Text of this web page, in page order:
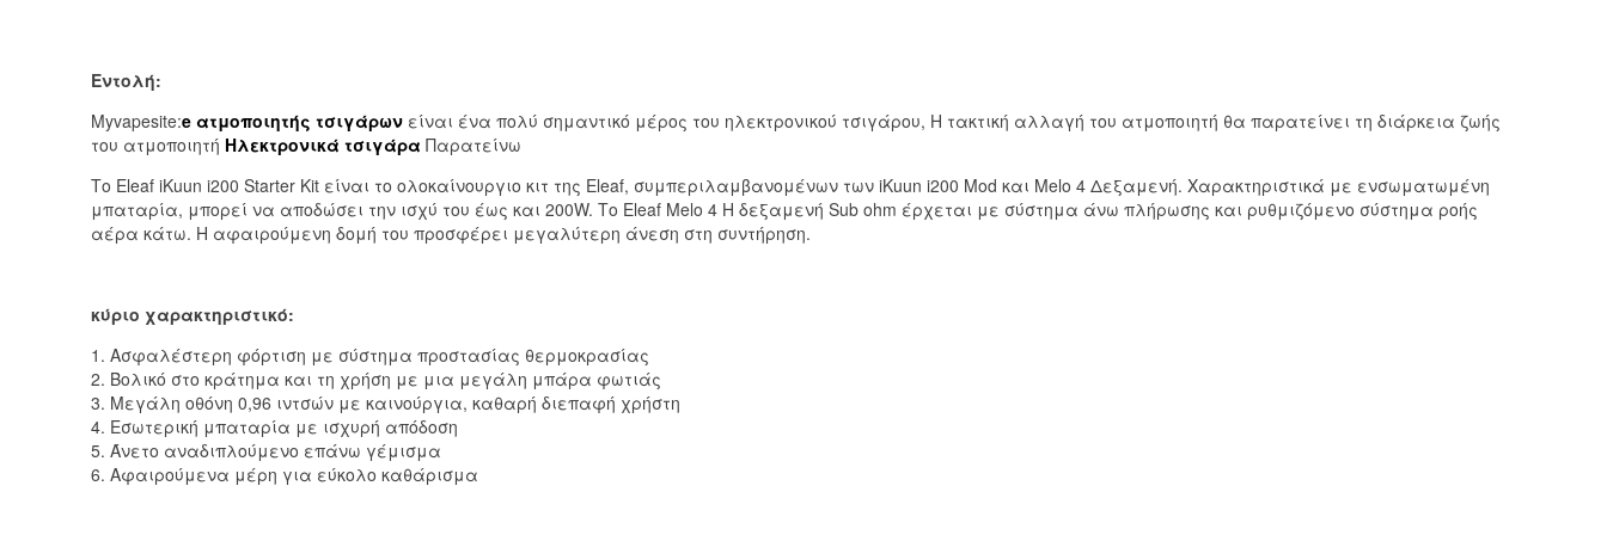
Εντολή:
Myvapesite:e ατμοποιητής τσιγάρων είναι ένα πολύ σημαντικό μέρος του ηλεκτρονικού τσιγάρου, Η τακτική αλλαγή του ατμοποιητή θα παρατείνει τη διάρκεια ζωής
του ατμοποιητή Ηλεκτρονικά τσιγάρα Παρατείνω
Το Eleaf iKuun i200 Starter Kit είναι το ολοκαίνουργιο κιτ της Eleaf, συμπεριλαμβανομένων των iKuun i200 Mod και Melo 4 Δεξαμενή. Χαρακτηριστικά με ενσωματωμένη
μπαταρία, μπορεί να αποδώσει την ισχύ του έως και 200W. Το Eleaf Melo 4 Η δεξαμενή Sub ohm έρχεται με σύστημα άνω πλήρωσης και ρυθμιζόμενο σύστημα ροής
αέρα κάτω. Η αφαιρούμενη δομή του προσφέρει μεγαλύτερη άνεση στη συντήρηση.
κύριο χαρακτηριστικό:
1. Ασφαλέστερη φόρτιση με σύστημα προστασίας θερμοκρασίας
2. Βολικό στο κράτημα και τη χρήση με μια μεγάλη μπάρα φωτιάς
3. Μεγάλη οθόνη 0,96 ιντσών με καινούργια, καθαρή διεπαφή χρήστη
4. Εσωτερική μπαταρία με ισχυρή απόδοση
5. Άνετο αναδιπλούμενο επάνω γέμισμα
6. Αφαιρούμενα μέρη για εύκολο καθάρισμα